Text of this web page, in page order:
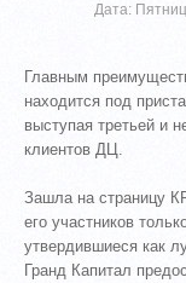
Дата:
Главным
находится под
выступая третьей и
клиентов ДЦ.
Зашла на страницу
его участников
утвердившиеся как
Гранд Капитал